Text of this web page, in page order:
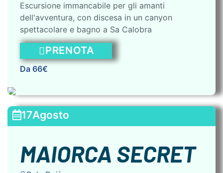
Escursione immancabile per gli amanti
dell'avventura, con discesa in un canyon
spettacolare e bagno a Sa Calobra
PRENOTA
Da 66€
17Agosto
MAIORCA SECRET